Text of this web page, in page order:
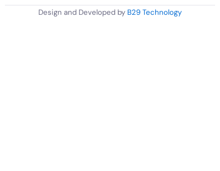
o
e
r
b
Design and Developed by B29 Technology